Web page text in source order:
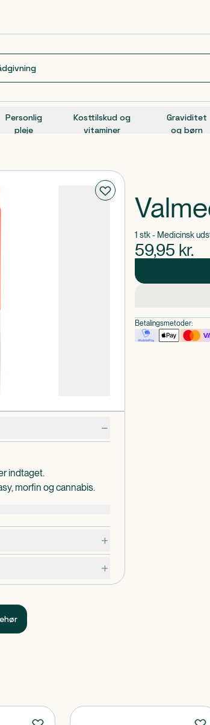
Personlig
pleje
Kosttilskud og
vitaminer
Graviditet
og børn
indtaget.
morfin og cannabis.
falsk negative
1 stk - Medicinsk
59,95 kr.
Betalingsmetoder: